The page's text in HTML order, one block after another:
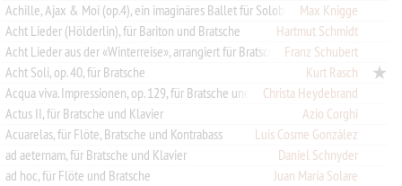
Achille, Ajax & Moi (op.4), ein imaginäres Ballet für Solobratsche und Bratschenorchester
Max Knigge
Acht Lieder (Hölderlin), für Bariton und Bratsche
Hartmut Schmidt
Acht Lieder aus der «Winterreise», arrangiert für Bratsche und Klavier
Franz Schubert
Acht Soli, op. 40, für Bratsche
Kurt Rasch
Acqua viva. Impressionen, op. 129, für Bratsche und HarfeChrista Heydebrand
Actus II, für Bratsche und Klavier
Azio Corghi
Acuarelas, für Flöte, Bratsche und Kontrabass
Luis Cosme González
ad aeternam, für Bratsche und Klavier
Daniel Schnyder
ad hoc, für Flöte und Bratsche
Juan María Solare